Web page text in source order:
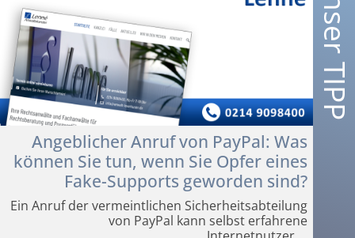
Angeblicher Anruf von PayPal: Was
können Sie tun, wenn Sie Opfer eines
Fake-Supports geworden sind?
Ein Anruf der vermeintlichen Sicherheits­abteilung
von PayPal kann selbst erfahrene